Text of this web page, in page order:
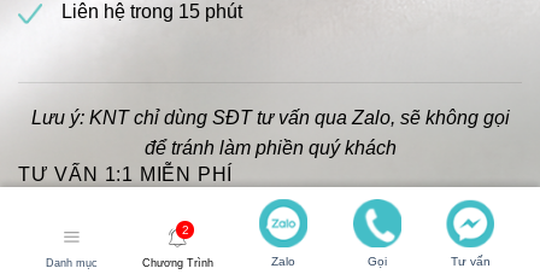
Danh mục Chương Trình Zalo Gọi Tư vấn
Liên hệ trong 15 phút
Lưu ý: KNT chỉ dùng SĐT tư vấn qua Zalo, sẽ không gọi
để tránh làm phiền quý khách
TƯ VẤN 1:1 MIỄN PHÍ